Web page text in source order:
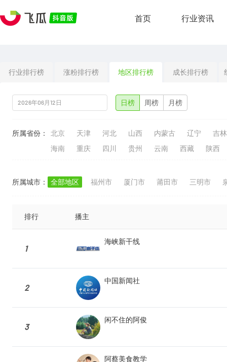
首页 行业资讯
行业排行榜 涨粉排行榜 地区排行榜 成长排行榜
日榜 周榜 月榜
所属省份： 北京 天津 河北 山西 内蒙古 辽宁
吉林
海南
重庆 四川 贵州 云南 西藏 陕西
所属城市： 全部地区 福州市 厦门市 莆田市 三明市
排行 播主
1
海峡新干线
2
中国新闻社
3
闲不住的阿俊
阿蔡美食教学